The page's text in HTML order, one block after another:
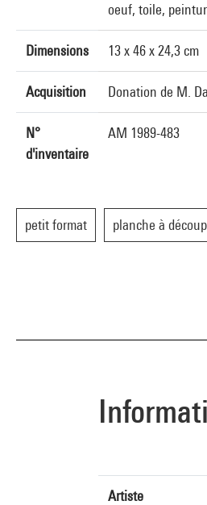
oeuf, toile,
Dimensions 13 x 46 x 24,3 cm
Acquisition Donation de M.
N°
d'inventaire
AM 1989-483
petit format planche à
Artiste